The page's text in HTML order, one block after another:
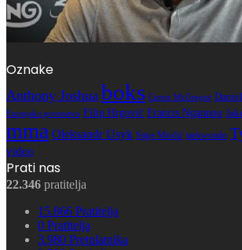
Oznake
Anthony Joshua boks Conor McGregor
Europsko prvenstvo Filip Hrgović Francis Ngannou
mma Oleksandr Usyk Stipe Miočić taekwondo
video
Prati nas
22.346 pratitelja
15.866 Pratitelja
0 Pratitelja
3.980 Pretplatnika